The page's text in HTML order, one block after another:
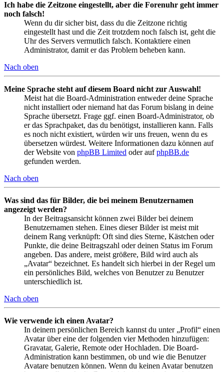
Ich habe die Zeitzone eingestellt, aber die Forenuhr geht immer
noch falsch!
Wenn du dir sicher bist, dass du die Zeitzone richtig
eingestellt hast und die Zeit trotzdem noch falsch ist, geht die
Uhr des Servers vermutlich falsch. Kontaktiere einen
Administrator, damit er das Problem beheben kann.
Nach oben
Meine Sprache steht auf diesem Board nicht zur Auswahl!
Meist hat die Board-Administration entweder deine Sprache
nicht installiert oder niemand hat das Forum bislang in deine
Sprache übersetzt. Frage ggf. einen Board-Administrator, ob
er das Sprachpaket, das du benötigst, installieren kann. Falls
es noch nicht existiert, würden wir uns freuen, wenn du es
übersetzen würdest. Weitere Informationen dazu können auf
der Website von phpBB Limited oder aufphpBB.de
gefunden werden.
Nach oben
Was sind das für Bilder, die bei meinem Benutzernamen
angezeigt werden?
In der Beitragsansicht können zwei Bilder bei deinem
Benutzernamen stehen. Eines dieser Bilder ist meist mit
deinem Rang verknüpft: Oft sind dies Sterne, Kästchen oder
Punkte, die deine Beitragszahl oder deinen Status im Forum
angeben. Das andere, meist größere, Bild wird auch als
„Avatar“ bezeichnet. Es handelt sich hierbei in der Regel um
ein persönliches Bild, welches von Benutzer zu Benutzer
unterschiedlich ist.
Nach oben
Wie verwende ich einen Avatar?
In deinem persönlichen Bereich kannst du unter „Profil“ einen
Avatar über eine der folgenden vier Methoden hinzufügen:
Gravatar, Galerie, Remote oder Hochladen. Die Board-
Administration kann bestimmen, ob und wie die Benutzer
Avatare benutzen können. Wenn du keinen Avatar benutzen